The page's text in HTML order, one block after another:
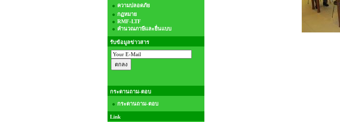
ความปลอดภัย
กฏหมาย
RMF-LTF
คำนวณภาษีและยื่นแบบ
รับข้อมูลข่าวสาร
กระดานถาม-ตอบ
กระดานถาม-ตอบ
Link